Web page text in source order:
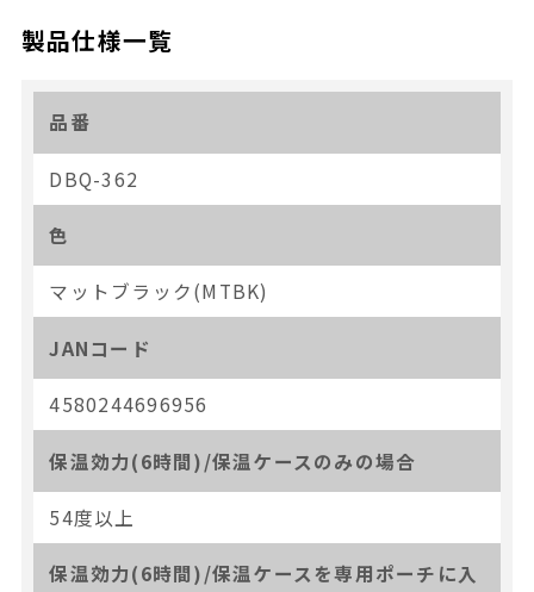
製品仕様一覧
品番
DBQ-362
色
マットブラック(MTBK)
JANコード
4580244696956
保温効力(6時間)/保温ケースのみの場合
54度以上
保温効力(6時間)/保温ケースを専用ポーチに入